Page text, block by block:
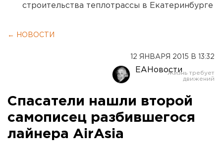
строительства теплотрассы в Екатеринбурге
← НОВОСТИ
12 ЯНВАРЯ 2015 В 13:32
ЕАНовости
Спасатели нашли второй
самописец разбившегося
лайнера AirAsia